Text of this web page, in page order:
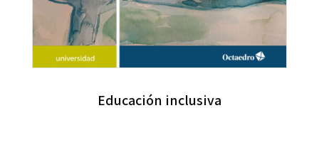
Educación inclusiva